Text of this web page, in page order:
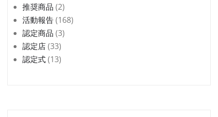
推奨商品 (2)
活動報告(168)
認定商品 (3)
認定店(33)
認定式(13)